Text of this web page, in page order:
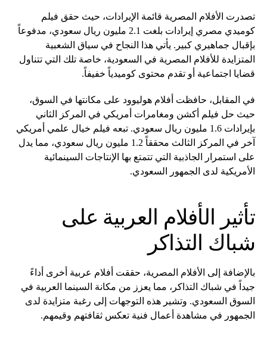
تصدرت الأفلام المصرية قائمة الإيرادات، حيث حقق فيلم
كوميدي مصري إيرادات بلغت 2.1 مليون ريال سعودي، مدفوعاً
بإقبال جماهيري كبير. يأتي هذا النجاح في سياق الشعبية
المتزايدة للأفلام المصرية في السعودية، خاصة تلك التي تتناول
قضايا اجتماعية أو تقدم محتوى كوميدياً خفيفاً.
في المقابل، حافظت أفلام هوليوود على مكانتها في السوق،
حيث حل فيلم أكشن ومغامرات أمريكي في المركز الثاني
بإيرادات 1.6 مليون ريال سعودي. تبعه فيلم خيال علمي أمريكي
آخر في المركز الثالث محققاً 1.2 مليون ريال سعودي، مما يدل
على استمرار الجاذبية التي تتمتع بها الإنتاجات السينمائية
الأمريكية لدى الجمهور السعودي.
تأثير الأفلام العربية على
شباك التذاكر
بالإضافة إلى الأفلام المصرية، حققت أفلام عربية أخرى أداءً
جيداً في شباك التذاكر، مما يعزز من مكانة السينما العربية في
السوق السعودي. وتشير هذه التوجهات إلى رغبة متزايدة لدى
الجمهور في مشاهدة أعمال فنية تعكس ثقافتهم وقيمهم.